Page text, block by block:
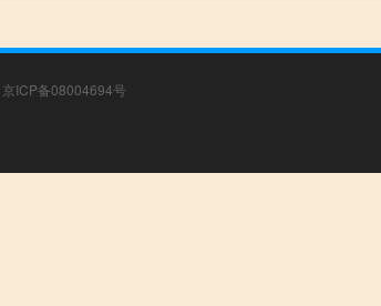
京ICP备08004694号